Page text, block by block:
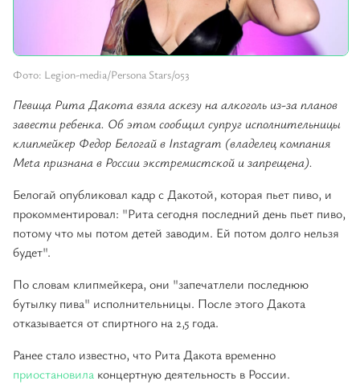
Фото: Legion-media/Persona Stars/053
Певица Рита Дакота взяла аскезу на алкоголь из-за планов
завести ребенка. Об этом сообщил супруг исполнительницы
клипмейкер Федор Белогай в Instagram (владелец компания
Meta признана в России экстремистской и запрещена).
Белогай опубликовал кадр с Дакотой, которая пьет пиво, и
прокомментировал: "Рита сегодня последний день пьет пиво,
потому что мы потом детей заводим. Ей потом долго нельзя
будет".
По словам клипмейкера, они "запечатлели последнюю
бутылку пива" исполнительницы. После этого Дакота
отказывается от спиртного на 2,5 года.
Ранее стало известно, что Рита Дакота временно
приостановила концертную деятельность в России.